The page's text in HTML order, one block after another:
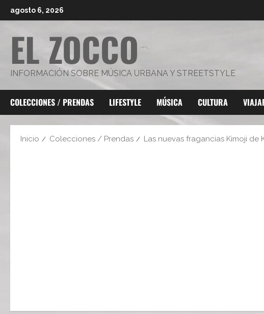
al
agosto 6, 2026
EL ZOCCO
INFORMACIÓN SOBRE MÚSICA URBANA Y STREETSTYLE
COLECCIONES / PRENDAS LIFESTYLE MÚSICA CULTURA
Inicio Colecciones / Prendas Las nuevas fragancias Kimoji de